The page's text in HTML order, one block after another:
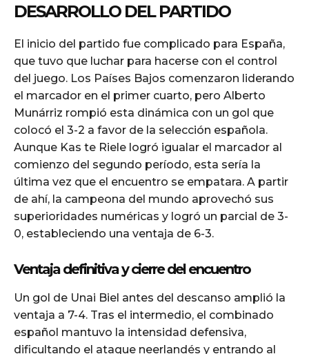
DESARROLLO DEL PARTIDO
El inicio del partido fue complicado para España,
que tuvo que luchar para hacerse con el control
del juego. Los Países Bajos comenzaron liderando
el marcador en el primer cuarto, pero Alberto
Munárriz rompió esta dinámica con un gol que
colocó el 3-2 a favor de la selección española.
Aunque Kas te Riele logró igualar el marcador al
comienzo del segundo período, esta sería la
última vez que el encuentro se empatara. A partir
de ahí, la campeona del mundo aprovechó sus
superioridades numéricas y logró un parcial de 3-
0, estableciendo una ventaja de 6-3.
Ventaja definitiva y cierre del encuentro
Un gol de Unai Biel antes del descanso amplió la
ventaja a 7-4. Tras el intermedio, el combinado
español mantuvo la intensidad defensiva,
dificultando el ataque neerlandés y entrando al